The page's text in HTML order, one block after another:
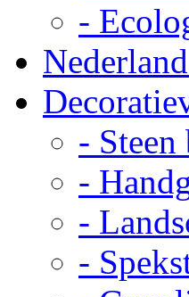
-
- Steen
-
-
-